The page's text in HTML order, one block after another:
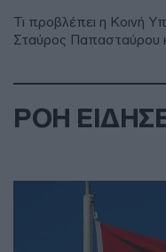
Τι προβλέπει η Κοινή
Σταύρος Παπασταύρου
ΡΟΗ